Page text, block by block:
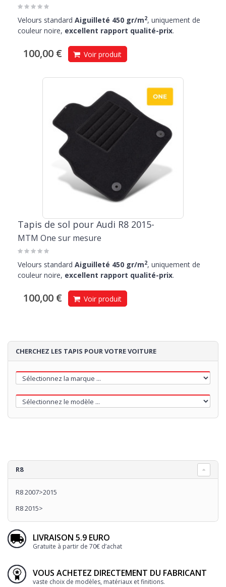
Velours standard Aiguilleté 450 gr/m2, uniquement de
couleur noire, excellent rapport qualité-prix.
100,00 € Voir produit
Tapis de sol pour Audi R8 2015-
MTM One sur mesure
Velours standard Aiguilleté 450 gr/m2, uniquement de
couleur noire, excellent rapport qualité-prix.
100,00 € Voir produit
CHERCHEZ LES TAPIS POUR VOTRE VOITURE
R8
R8 2007>2015
R8 2015>
LIVRAISON 5.9 EURO
Gratuite à partir de 70€ d’achat
VOUS ACHETEZ DIRECTEMENT DU FABRICANT
vaste choix de modèles, matériaux et finitions.